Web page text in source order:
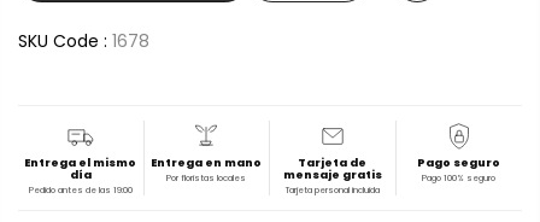
SKU Code : 1678
Entrega el mismo
día
Pedido antes de las 19:00
Entrega en mano
Por floristas locales
Tarjeta de
mensaje gratis
Tarjeta personal incluida
Pago seguro
Pago 100% seguro